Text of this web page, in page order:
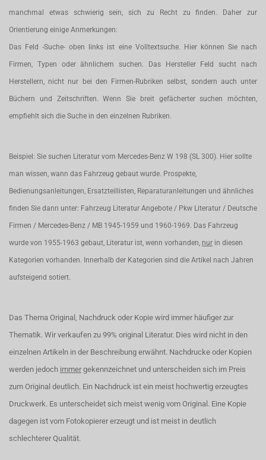
manchmal etwas schwierig sein, sich zu Recht zu finden. Daher zur
Orientierung einige Anmerkungen:
Das Feld -Suche- oben links ist eine Volltextsuche. Hier können Sie nach
Firmen, Typen oder ähnlichem suchen. Das Hersteller Feld sucht nach
Herstellern, nicht nur bei den Firmen-Rubriken selbst, sondern auch unter
Büchern und Zeitschriften. Wenn Sie breit gefächerter suchen möchten,
empfiehlt sich die Suche in den einzelnen Rubriken.
Beispiel: Sie suchen Literatur vom Mercedes-Benz W 198 (SL 300). Hier sollte
man wissen, wann das Fahrzeug gebaut wurde. Prospekte,
Bedienungsanleitungen, Ersatzteillisten, Reparaturanleitungen und ähnliches
finden Sie dann unter: Fahrzeug Literatur Angebote / Pkw Literatur / Deutsche
Firmen / Mercedes-Benz / MB 1945-1959 und 1960-1969. Das Fahrzeug
wurde von 1955-1963 gebaut, Literatur ist, wenn vorhanden, nur in diesen
Kategorien vorhanden. Innerhalb der Kategorien sind die Artikel nach Jahren
aufsteigend sotiert.
Das Thema Original, Nachdruck oder Kopie wird immer häufiger zur
Thematik. Wir verkaufen zu 99% original Literatur. Dies wird nicht in den
einzelnen Artikeln in der Beschreibung erwähnt. Nachdrucke oder Kopien
werden jedoch immer gekennzeichnet und unterscheiden sich im Preis
zum Original deutlich. Ein Nachdruck ist ein meist hochwertig erzeugtes
Druckwerk. Es unterscheidet sich meist wenig vom Original. Eine Kopie
dagegen ist vom Fotokopierer erzeugt und ist meist in deutlich
schlechterer Qualität.